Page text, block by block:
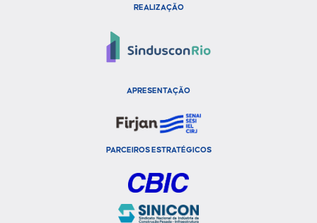
REALIZAÇÃO
APRESENTAÇÃO
PARCEIROS ESTRATÉGICOS